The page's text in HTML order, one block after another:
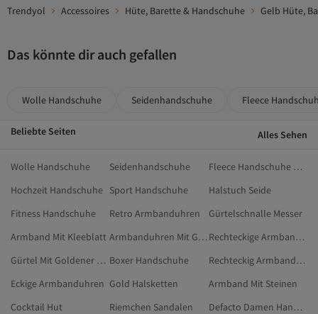
Trendyol Accessoires Hüte, Barette & Handschuhe Gelb Hüte,
Das könnte dir auch gefallen
Wolle Handschuhe Seidenhandschuhe Fleece
Beliebte Seiten Alles Sehen
Wolle Handschuhe Seidenhandschuhe
Fleece Handschuhe Damen
Hochzeit Handschuhe Sport Handschuhe
Halstuch Seide
Fitness Handschuhe
Retro Armbanduhren
Gürtelschnalle Messer
Armband Mit Kleeblatt
Armbanduhren Mit Großen Zahlen
Rechteckige Armbanduhren
Gürtel Mit Goldener Schnalle Boxer Handschuhe
Rechteckig Armbanduhren
Eckige Armbanduhren Gold Halsketten
Armband Mit Steinen
Cocktail Hut
Riemchen Sandalen
Defacto Damen Handschuhe